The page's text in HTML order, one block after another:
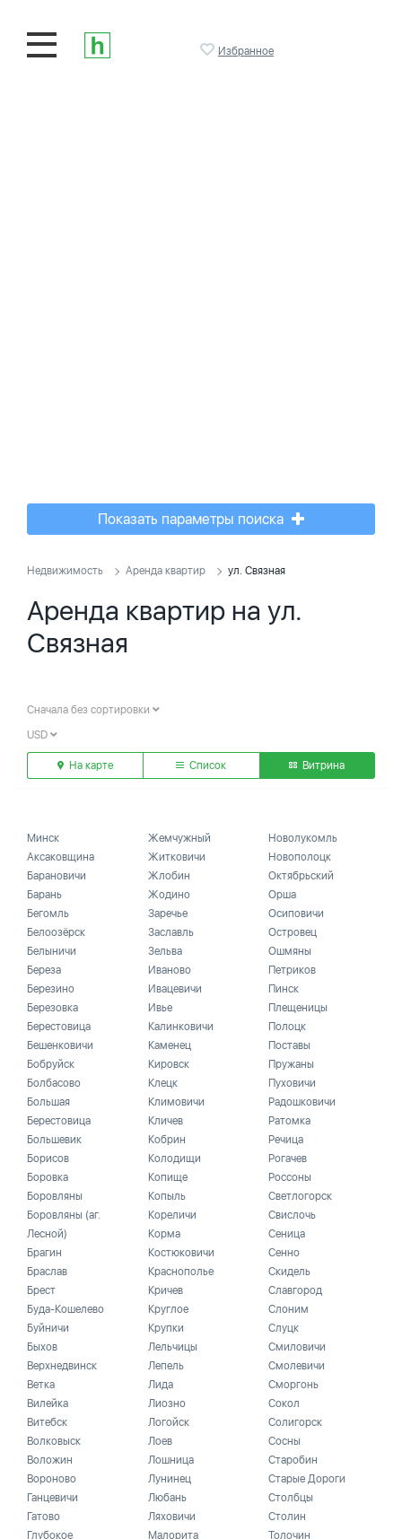
Избранное
Показать параметры поиска
Недвижимость Аренда квартир ул. Связная
Аренда квартир на ул.
Связная
Сначала без сортировки
USD
На карте Список Витрина
Минск
Аксаковщина
Барановичи
Барань
Бегомль
Белоозёрск
Белыничи
Береза
Березино
Березовка
Берестовица
Бешенковичи
Бобруйск
Болбасово
Большая
Берестовица
Большевик
Борисов
Боровка
Боровляны
Боровляны (аг.
Лесной)
Брагин
Браслав
Брест
Буда-Кошелево
Буйничи
Быхов
Верхнедвинск
Ветка
Вилейка
Витебск
Волковыск
Воложин
Вороново
Ганцевичи
Гатово
Глубокое
Жемчужный
Житковичи
Жлобин
Жодино
Заречье
Заславль
Зельва
Иваново
Ивацевичи
Ивье
Калинковичи
Каменец
Кировск
Клецк
Климовичи
Кличев
Кобрин
Колодищи
Копище
Копыль
Кореличи
Корма
Костюковичи
Краснополье
Кричев
Круглое
Крупки
Лельчицы
Лепель
Лида
Лиозно
Логойск
Лоев
Лошница
Лунинец
Любань
Ляховичи
Малорита
Новолукомль
Новополоцк
Октябрьский
Орша
Осиповичи
Островец
Ошмяны
Петриков
Пинск
Плещеницы
Полоцк
Поставы
Пружаны
Пуховичи
Радошковичи
Ратомка
Речица
Рогачев
Россоны
Светлогорск
Свислочь
Сеница
Сенно
Скидель
Славгород
Слоним
Слуцк
Смиловичи
Смолевичи
Сморгонь
Сокол
Солигорск
Сосны
Старобин
Старые Дороги
Столбцы
Столин
Толочин